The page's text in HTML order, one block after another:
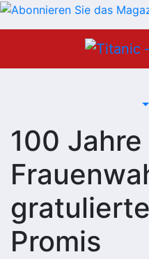
100 Jahre
Promis